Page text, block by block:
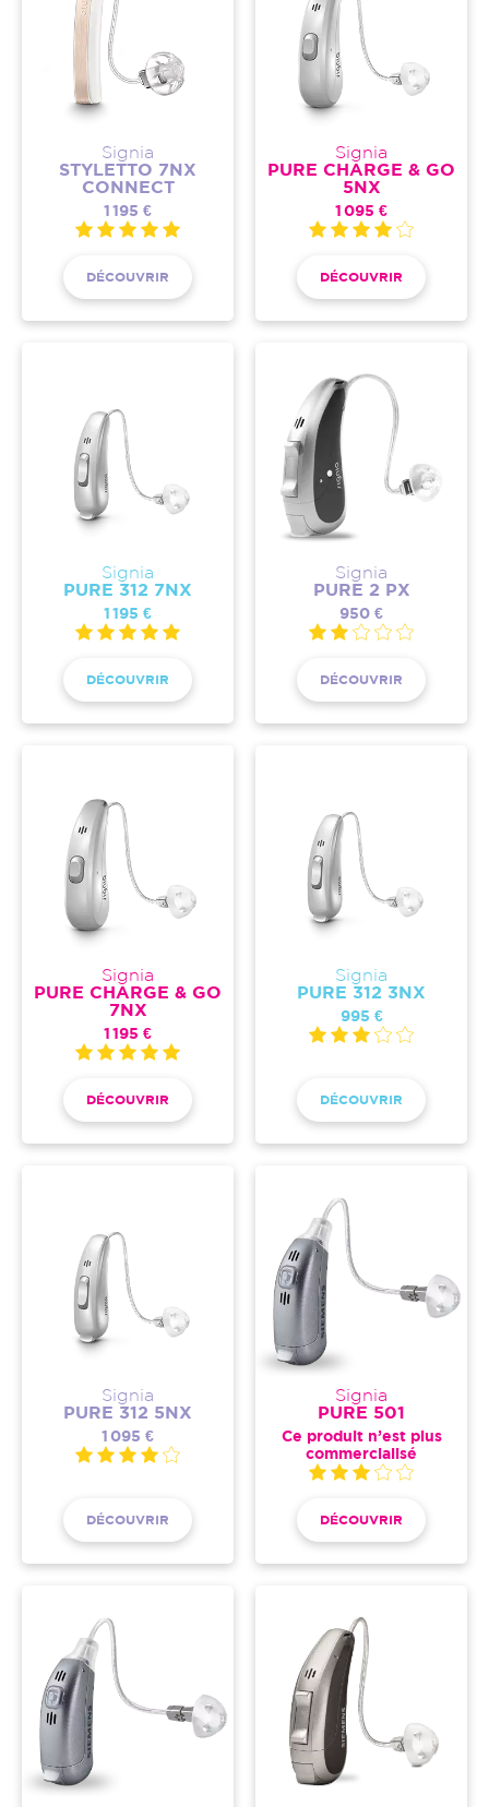
Signia
STYLETTO 7NX
CONNECT
1 195 €
DÉCOUVRIR
Signia
PURE CHARGE & GO
5NX
1 095 €
DÉCOUVRIR
Signia
PURE 312 7NX
1 195 €
DÉCOUVRIR
Signia
PURE 2 PX
950 €
DÉCOUVRIR
Signia
PURE CHARGE & GO
7NX
1 195 €
DÉCOUVRIR
Signia
PURE 312 3NX
995 €
DÉCOUVRIR
Signia
PURE 312 5NX
1 095 €
DÉCOUVRIR
Signia
PURE 501
Ce produit n’est plus
commercialisé
DÉCOUVRIR